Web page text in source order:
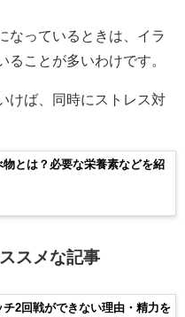
なっているときは、イラ
ることが多いわけです。
けば、同時にストレス対
とは？必要な栄養素などを紹
スメな記事
2回戦ができない理由・精力を